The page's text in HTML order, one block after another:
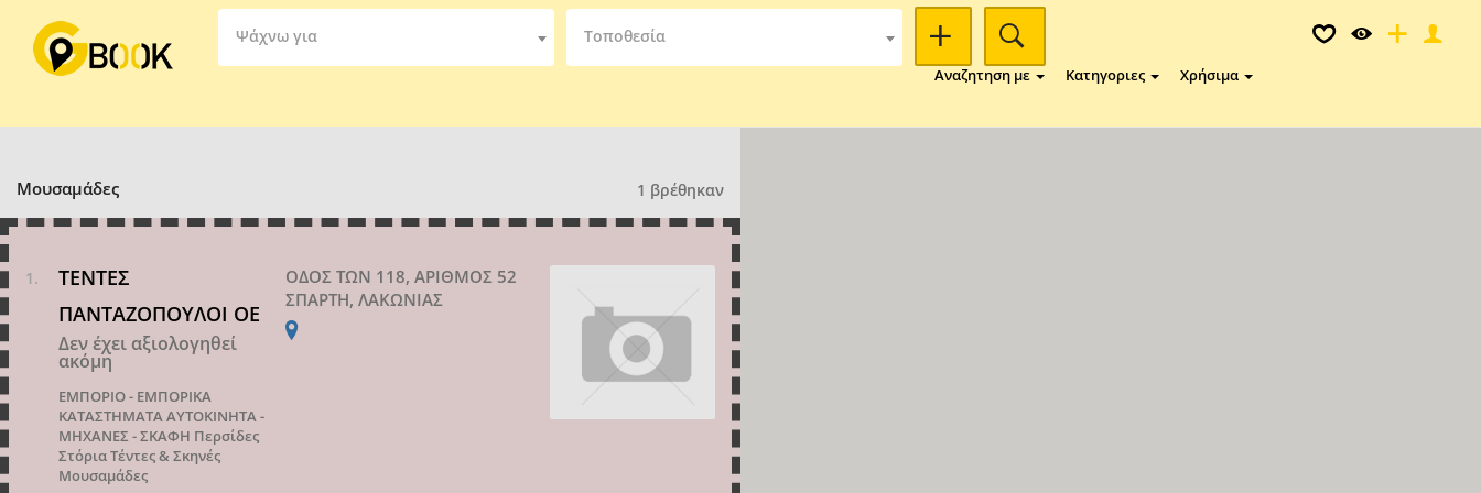
Ψάχνω για Τοποθεσία
Αναζητηση με Κατηγοριες Χρήσιμα
Μουσαμάδες 1 βρέθηκαν
ΤΕΝΤΕΣ
ΠΑΝΤΑΖΟΠΟΥΛΟΙ ΟΕ
Δεν έχει αξιολογηθεί
ακόμη
ΕΜΠΟΡΙΟ - ΕΜΠΟΡΙΚΑ
ΚΑΤΑΣΤΗΜΑΤΑΑΥΤΟΚΙΝΗΤΑ -
ΜΗΧΑΝΕΣ - ΣΚΑΦΗ Περσίδες
ΣτόριαΤέντες & Σκηνές
Μουσαμάδες
ΟΔΟΣ ΤΩΝ 118, ΑΡΙΘΜΟΣ 52
ΣΠΑΡΤΗ, ΛΑΚΩΝΙΑΣ